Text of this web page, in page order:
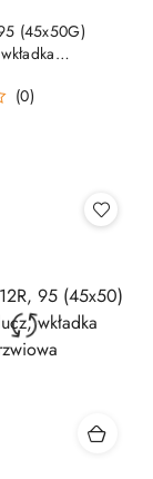
(45x50G)
(0)